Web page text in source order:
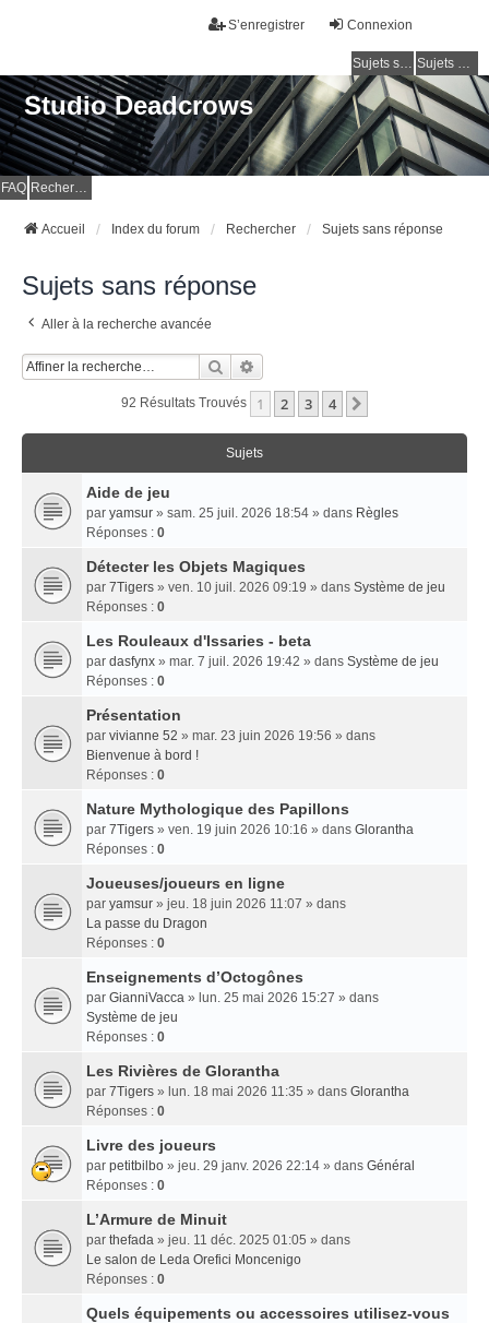
Connexion
S’enregistrer
Sujets sans réponse Sujets actifs
Studio Deadcrows
FAQ Rechercher
Accueil Index du forum Rechercher Sujets sans réponse
Sujets sans réponse
Aller à la recherche avancée
Rechercher
92 Résultats Trouvés 1 2 3 4
Sujets
Aide de jeu
par yamsur » sam. 25 juil. 2026 18:54 » dans Règles
Réponses : 0
Détecter les Objets Magiques
par 7Tigers » ven. 10 juil. 2026 09:19 » dans Système de jeu
Réponses : 0
Les Rouleaux d'Issaries - beta
par dasfynx » mar. 7 juil. 2026 19:42 » dans Système de jeu
Réponses : 0
Présentation
par vivianne 52 » mar. 23 juin 2026 19:56 » dans
Bienvenue à bord !
Réponses : 0
Nature Mythologique des Papillons
par 7Tigers » ven. 19 juin 2026 10:16 » dans Glorantha
Réponses : 0
Joueuses/joueurs en ligne
par yamsur » jeu. 18 juin 2026 11:07 » dans
La passe du Dragon
Réponses : 0
Enseignements dʼOctogônes
par GianniVacca » lun. 25 mai 2026 15:27 » dans
Système de jeu
Réponses : 0
Les Rivières de Glorantha
par 7Tigers » lun. 18 mai 2026 11:35 » dans Glorantha
Réponses : 0
Livre des joueurs
par petitbilbo » jeu. 29 janv. 2026 22:14 » dans Général
Réponses : 0
L’Armure de Minuit
par thefada » jeu. 11 déc. 2025 01:05 » dans
Le salon de Leda Orefici Moncenigo
Réponses : 0
Quels équipements ou accessoires utilisez-vous